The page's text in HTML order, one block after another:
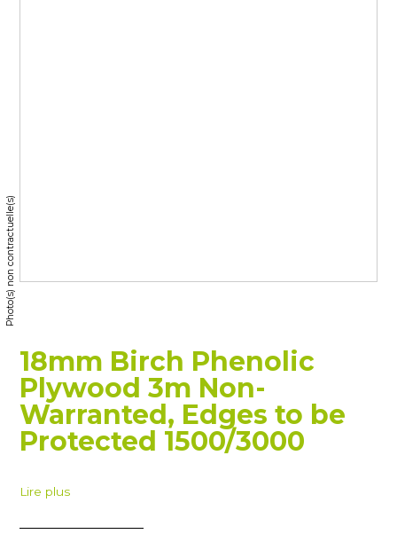
Photo(s) non contractuelle(s)
18mm Birch Phenolic
Plywood 3m Non-
Warranted, Edges to be
Protected 1500/3000
Lire plus